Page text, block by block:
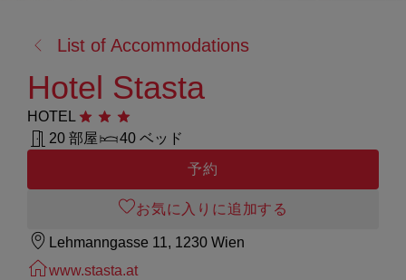
る:
List of Accommodations
Hotel Stasta
HOTEL 星3つ
20 部屋
40 ベッド
予約
お気に入りに追加する
Lehmanngasse 11, 1230 Wien
www.stasta.at